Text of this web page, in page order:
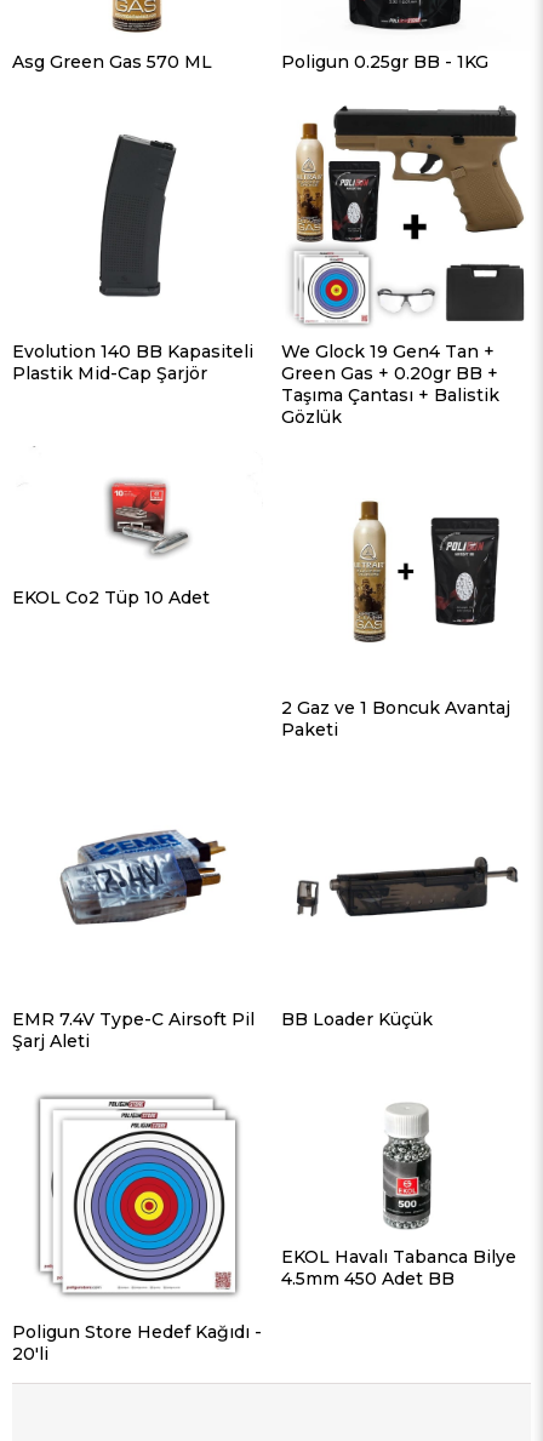
Asg Green Gas 570 ML Poligun 0.25gr BB - 1KG
Evolution 140 BB Kapasiteli
Plastik Mid-Cap Şarjör
We Glock 19 Gen4 Tan +
Green Gas + 0.20gr BB +
Taşıma Çantası + Balistik
Gözlük
EKOL Co2 Tüp 10 Adet
2 Gaz ve 1 Boncuk Avantaj
Paketi
EMR 7.4V Type-C Airsoft Pil
Şarj Aleti
BB Loader Küçük
Poligun Store Hedef Kağıdı -
20'li
EKOL Havalı Tabanca Bilye
4.5mm 450 Adet BB